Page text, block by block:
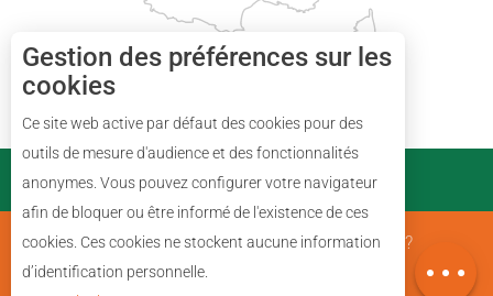
Description
Carte
PARTENAIRES
Mentions Légales Qui sommes nous ?
Gestion des préférences sur les
cookies
Ce site web active par défaut des cookies pour des
outils de mesure d'audience et des fonctionnalités
anonymes. Vous pouvez configurer votre navigateur
afin de bloquer ou être informé de l'existence de ces
cookies. Ces cookies ne stockent aucune information
d’identification personnelle.